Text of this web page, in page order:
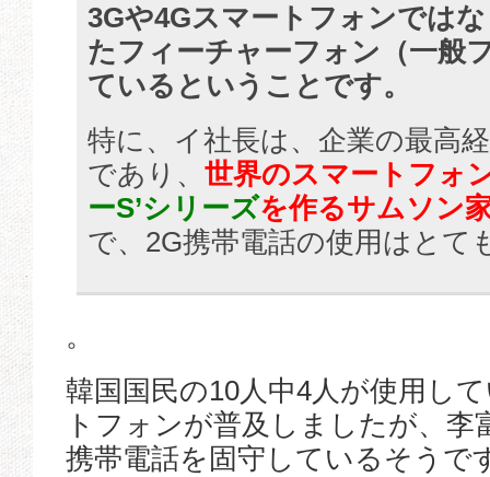
3Gや4Gスマートフォンでは
たフィーチャーフォン（一般
ているということです。
特に、イ社長は、企業の最高
であり、 世界のスマートフォ
ーS’シリーズを作るサムソン
で、2G携帯電話の使用はとて
。
韓国国民の10人中4人が使用し
トフォンが普及しましたが、李
携帯電話を固守しているそうで